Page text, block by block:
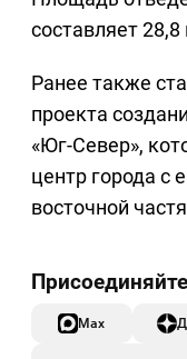
составляет 28,8
Ранее также
проекта
«Юг-Север»,
центр города с
восточной
Max